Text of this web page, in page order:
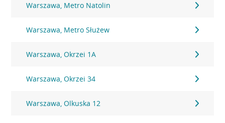
Warszawa, Metro Natolin
Warszawa, Metro Służew
Warszawa, Okrzei 1A
Warszawa, Okrzei 34
Warszawa, Olkuska 12